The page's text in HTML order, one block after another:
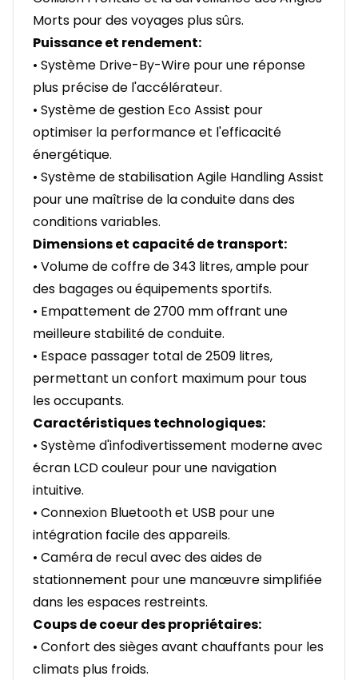
Morts pour des voyages plus sûrs.
Puissance et rendement:
• Système Drive-By-Wire pour une réponse
plus précise de l'accélérateur.
• Système de gestion Eco Assist pour
optimiser la performance et l'efficacité
énergétique.
• Système de stabilisation Agile Handling Assist
pour une maîtrise de la conduite dans des
conditions variables.
Dimensions et capacité de transport:
• Volume de coffre de 343 litres, ample pour
des bagages ou équipements sportifs.
• Empattement de 2700 mm offrant une
meilleure stabilité de conduite.
• Espace passager total de 2509 litres,
permettant un confort maximum pour tous
les occupants.
Caractéristiques technologiques:
• Système d'infodivertissement moderne avec
écran LCD couleur pour une navigation
intuitive.
• Connexion Bluetooth et USB pour une
intégration facile des appareils.
• Caméra de recul avec des aides de
stationnement pour une manœuvre simplifiée
dans les espaces restreints.
Coups de coeur des propriétaires:
• Confort des sièges avant chauffants pour les
climats plus froids.